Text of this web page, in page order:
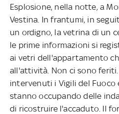
Esplosione, nella notte, a
Vestina. In frantumi, in
un ordigno, la vetrina di un
le prime informazioni si
ai vetri dell'appartamento
all'attività. Non ci sono
intervenuti i Vigili del Fuoco
stanno occupando delle
di ricostruire l'accaduto. Il